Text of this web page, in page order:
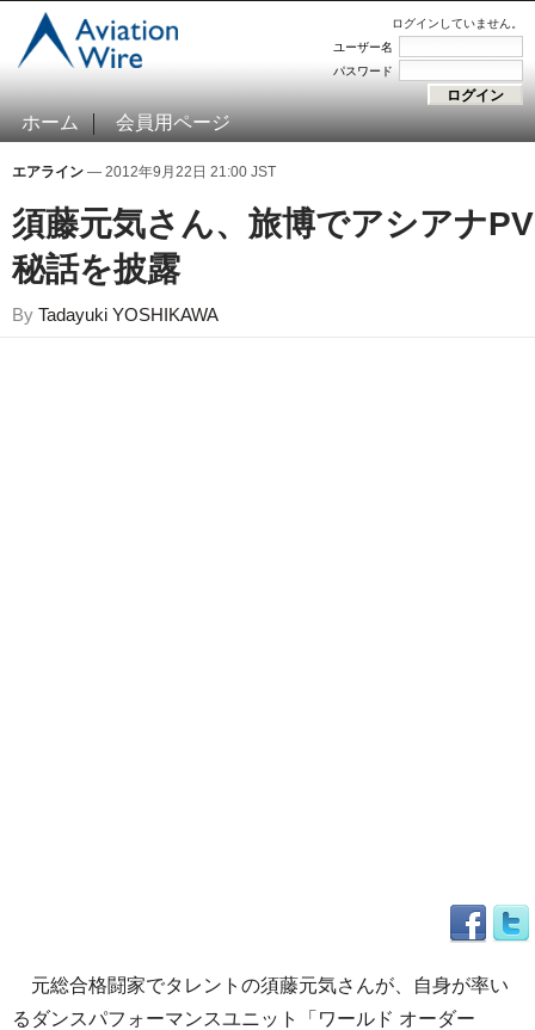
ログインしていません。
ユーザー名
パスワード
ホーム 会員用ページ
エアライン — 2012年9月22日 21:00 JST
須藤元気さん、旅博でアシアナPV
秘話を披露
By Tadayuki YOSHIKAWA
元総合格闘家でタレントの須藤元気さんが、自身が率い
るダンスパフォーマンスユニット「ワールド オーダー